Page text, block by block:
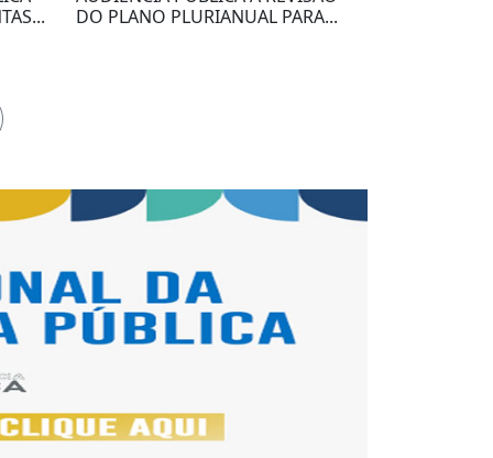
DO PLANO PLURIANUAL PARA...